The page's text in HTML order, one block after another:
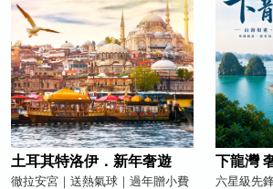
土耳其特洛伊．新年奢遊
徹拉安宮｜送熱氣球｜過年贈小費
下龍灣
六星級先